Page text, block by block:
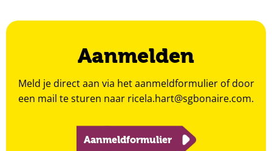
Aanmelden
Meld je direct aan via het aanmeldformulier of door
een mail te sturen naar ricela.hart@sgbonaire.com.
Aanmeldformulier